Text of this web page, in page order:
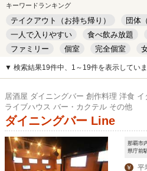
キーワードランキング
テイクアウト（お持ち帰り）
団体
一人で入りやすい
食べ飲み放題
ファミリー
個室 完全個室
キッズルーム
安い デート
▼ 検索結果19件中、1～19件を表示していま
居酒屋 ダイニングバー 創作料理 洋食 イ
ライブハウス バー・カクテル その他
ダイニングバー Line
那覇市
県庁前
￥ 平